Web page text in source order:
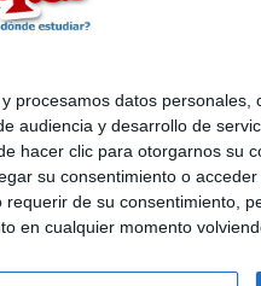
datos
audiencia y desarrollo de
hacer clic para otorgarnos su
su consentimiento o
de su consentimiento,
cualquier momento
|Anúnciate
generales|Política de
47 - 28006 Madrid [ESPAÑA] -